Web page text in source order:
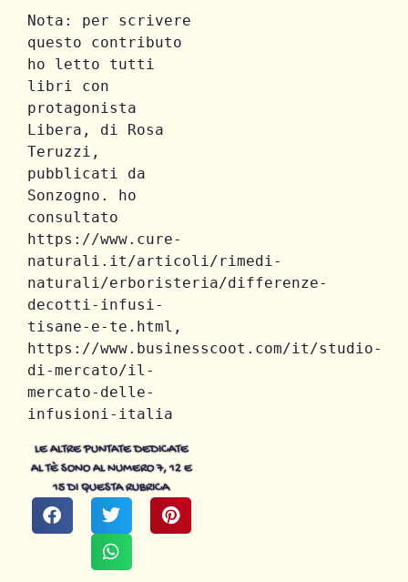
LE ALTRE PUNTATE DEDICATE
AL TÈ SONO AL NUMERO 7, 12 E
15 DI QUESTA RUBRICA
Nota: per scrivere
questo contributo
ho letto tutti
libri con
protagonista
Libera, di Rosa
Teruzzi,
pubblicati da
Sonzogno. ho
consultato
https://www.cure-
naturali.it/articoli/rimedi-
naturali/erboristeria/differenze-
decotti-infusi-
tisane-e-te.html,
https://www.businesscoot.com/it/studio-
di-mercato/il-
mercato-delle-
infusioni-italia